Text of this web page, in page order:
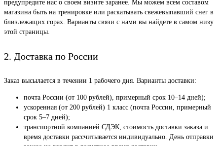
предупредите нас о своем визите заранее. Мы можем всем составом
магазина быть на тренировке или раскатывать свежевыпавший снег в
близлежащих горах. Варианты связи с нами вы найдете в самом низу
этой страницы.
2. Доставка по России
Заказ высылается в течении 1 рабочего дня. Варианты доставки:
почта России (от 100 рублей), примерный срок 10–14 дней);
ускоренная (от 200 рублей) 1 класс (почта России, примерный
срок 5–7 дней);
транспортной компанией СДЭК, стоимость доставки заказа и
время доставки рассчитывается индивидуально. День отправки